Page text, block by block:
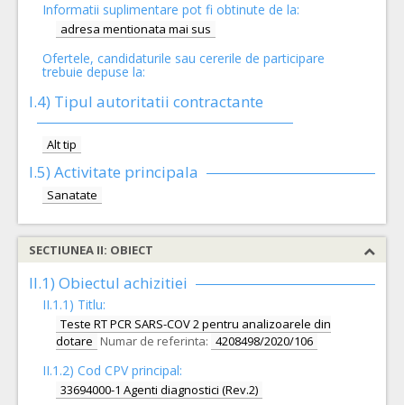
Informatii suplimentare pot fi obtinute de la:
adresa mentionata mai sus
Ofertele, candidaturile sau cererile de participare
trebuie depuse la:
I.4) Tipul autoritatii contractante
Alt tip
I.5) Activitate principala
Sanatate
SECTIUNEA II: OBIECT
II.1) Obiectul achizitiei
II.1.1) Titlu:
Teste RT PCR SARS-COV 2 pentru analizoarele din
dotare Numar de referinta: 4208498/2020/106
II.1.2) Cod CPV principal:
33694000-1 Agenti diagnostici (Rev.2)